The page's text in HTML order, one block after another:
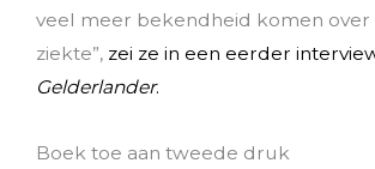
veel meer bekendheid komen over
ziekte”, zei ze in een eerder
Gelderlander.
Boek toe aan tweede druk